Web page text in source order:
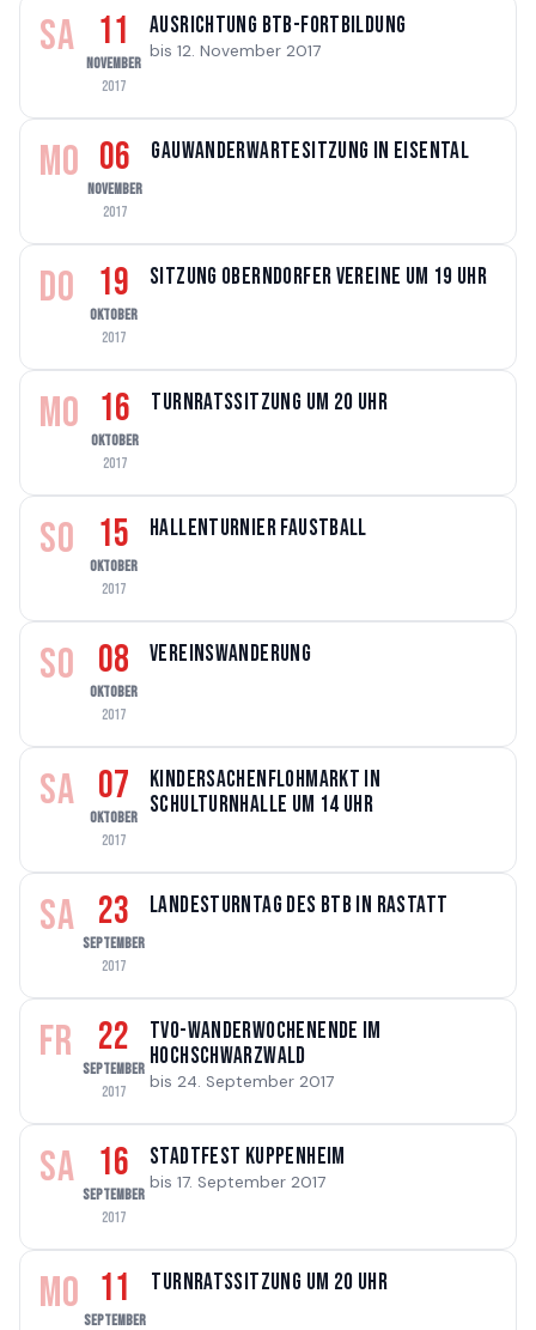
SA 11
NOVEMBER
2017
Ausrichtung BTB-Fortbildung
bis 12. November 2017
MO 06
NOVEMBER
2017
Gauwanderwartesitzung in Eisental
DO 19
OKTOBER
2017
Sitzung Oberndorfer Vereine um 19 Uhr
MO 16
OKTOBER
2017
Turnratssitzung um 20 Uhr
SO 15
OKTOBER
2017
Hallenturnier Faustball
SO 08
OKTOBER
2017
Vereinswanderung
SA 07
OKTOBER
2017
Kindersachenflohmarkt in
Schulturnhalle um 14 Uhr
SA 23
SEPTEMBER
2017
Landesturntag des BTB in Rastatt
FR 22
SEPTEMBER
2017
TVO-Wanderwochenende im
Hochschwarzwald
bis 24. September 2017
SA 16
SEPTEMBER
2017
Stadtfest Kuppenheim
bis 17. September 2017
MO 11
SEPTEMBER
Turnratssitzung um 20 Uhr